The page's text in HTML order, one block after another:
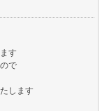
す
で
します